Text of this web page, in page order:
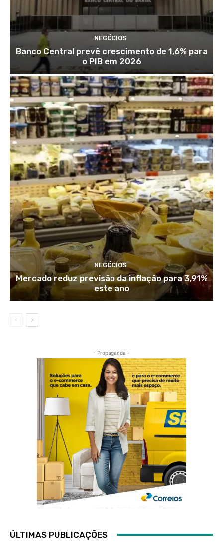
NEGÓCIOS
Banco Central prevê crescimento de 1,6% para
o PIB em 2026
NEGÓCIOS
Mercado reduz previsão da inflação para 3,91%
este ano
- Propaganda -
ÚLTIMAS PUBLICAÇÕES